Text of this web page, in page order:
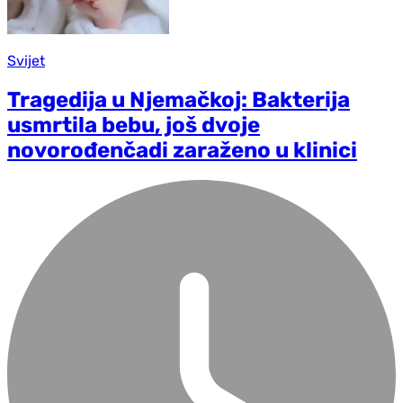
Svijet
Tragedija u Njemačkoj: Bakterija
usmrtila bebu, još dvoje
novorođenčadi zaraženo u klinici